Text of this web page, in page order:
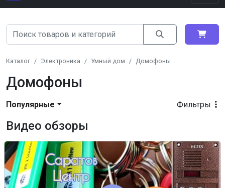
Каталог Электроника Умный дом Домофоны
Домофоны
Фильтры
Популярные
Видео обзоры